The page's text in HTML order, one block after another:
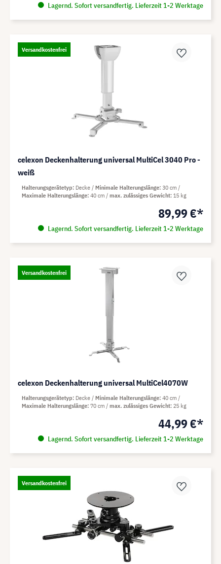
Lagernd. Sofort versandfertig. Lieferzeit 1-2 Werktage
Versandkostenfrei
celexon Deckenhalterung universal MultiCel 3040 Pro -
weiß
89,99 €*
Lagernd. Sofort versandfertig. Lieferzeit 1-2 Werktage
Halterungsgerätetyp Decke Minimale Halterungslänge 30 cm
Maximale Halterungslänge 40 cm max. zulässiges Gewicht 15 kg
Versandkostenfrei
celexon Deckenhalterung universal MultiCel4070W
44,99 €*
Lagernd. Sofort versandfertig. Lieferzeit 1-2 Werktage
Halterungsgerätetyp Decke Minimale Halterungslänge 40 cm
Maximale Halterungslänge 70 cm max. zulässiges Gewicht 25 kg
Versandkostenfrei